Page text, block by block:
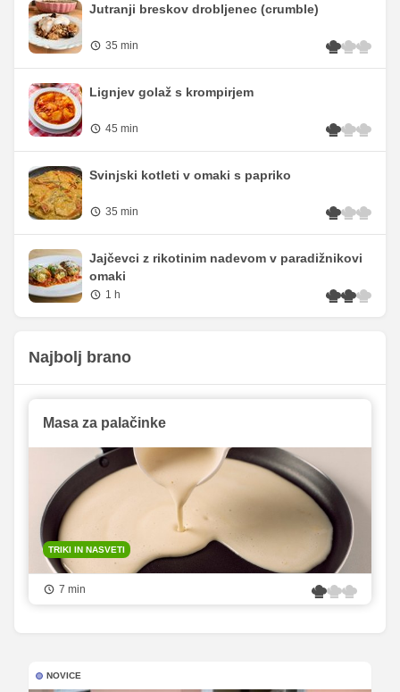
Jutranji breskov drobljenec (crumble)
35 min
Lignjev golaž s krompirjem
45 min
Svinjski kotleti v omaki s papriko
35 min
Jajčevci z rikotinim nadevom v paradižnikovi
omaki
1 h
Najbolj brano
Masa za palačinke
TRIKI IN NASVETI
7 min
NOVICE